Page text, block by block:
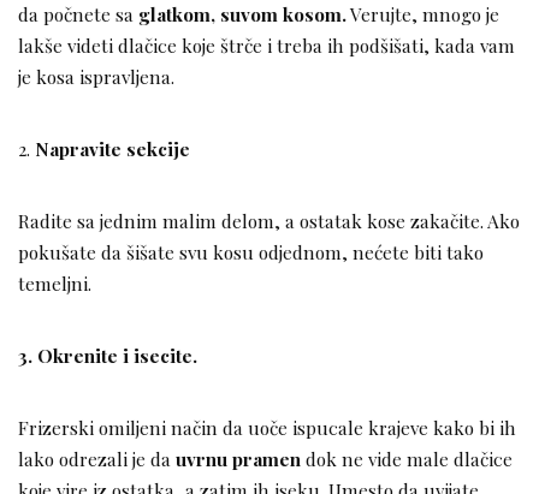
da počnete sa glatkom, suvom kosom.Verujte, mnogo je
lakše videti dlačice koje štrče i treba ih podšišati, kada vam
je kosa ispravljena.
2. Napravite sekcije
Radite sa jednim malim delom, a ostatak kose zakačite. Ako
pokušate da šišate svu kosu odjednom, nećete biti tako
temeljni.
3. Okrenite i isecite.
Frizerski omiljeni način da uoče ispucale krajeve kako bi ih
lako odrezali je da uvrnu pramen dok ne vide male dlačice